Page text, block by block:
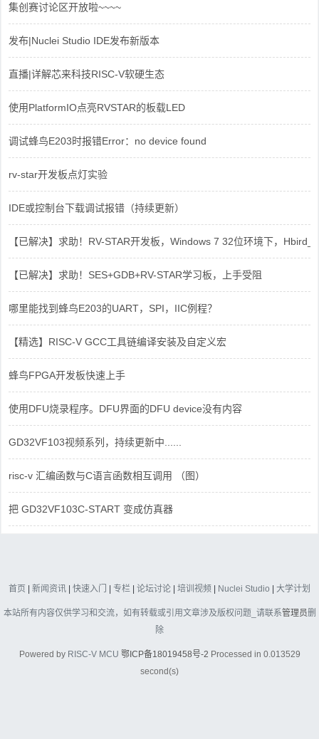
集创赛讨论区开放啦~~~~
发布|Nuclei Studio IDE发布新版本
直播|详解芯来科技RISC-V软硬生态
使用PlatformIO点亮RVSTAR的板载LED
调试蜂鸟E203时报错Error：no device found
rv-star开发板点灯实验
IDE或控制台下载调试报错（持续更新）
【已解决】求助！RV-STAR开发板，Windows 7 32位环境下，
【已解决】求助！SES+GDB+RV-STAR学习板，上手受阻
哪里能找到蜂鸟E203的UART，SPI，IIC例程？
【精选】RISC-V GCC工具链编译安装及自定义宏
蜂鸟FPGA开发板快速上手
使用DFU烧录程序。DFU界面的DFU device没有内容
GD32VF103视频系列，持续更新中......
risc-v 汇编函数与C语言函数相互调用 （图）
把 GD32VF103C-START 变成仿真器
首页 | 新闻资讯 | 快速入门 | 专栏 | 论坛讨论 | 培训视频 | Nuclei Studio | 大学计划
本站所有内容仅供学习和交流，如有转载或引用文章涉及版权问题_请联系管理员删
除
Powered by RISC-V MCU 鄂ICP备18019458号-2 Processed in 0.013529
second(s)